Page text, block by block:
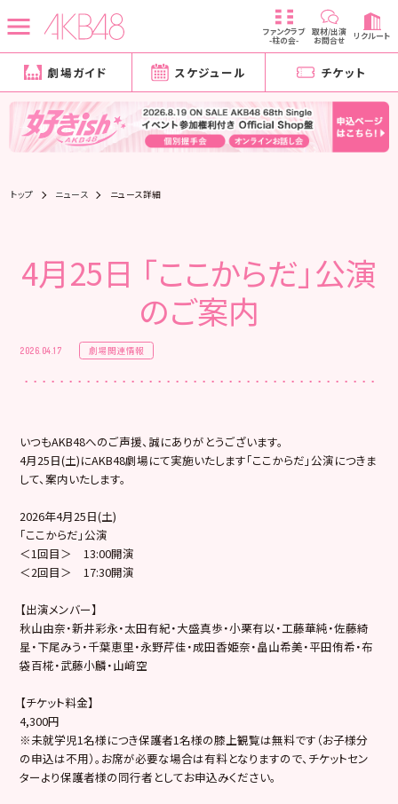
ファンクラブ
-柱の会-
取材/出演
お問合せ リクルート
劇場ガイド スケジュール チケット
トップ ニュース ニュース詳細
4月25日 「ここからだ」公演
のご案内
2026.04.17 劇場関連情報
いつもAKB48へのご声援、誠にありがとうございます。
4月25日(土)にAKB48劇場にて実施いたします「ここからだ」公演につきま
して、案内いたします。
2026年4月25日(土)
「ここからだ」公演
＜1回目＞ 13:00開演
＜2回目＞ 17:30開演
【出演メンバー】
秋山由奈・新井彩永・太田有紀・大盛真歩・小栗有以・工藤華純・佐藤綺
星・下尾みう・千葉恵里・永野芹佳・成田香姫奈・畠山希美・平田侑希・布
袋百椛・武藤小麟・山﨑空
【チケット料金】
4,300円
※未就学児1名様につき保護者1名様の膝上観覧は無料です（お子様分
の申込は不用）。お席が必要な場合は有料となりますので、チケットセン
ターより保護者様の同行者としてお申込みください。